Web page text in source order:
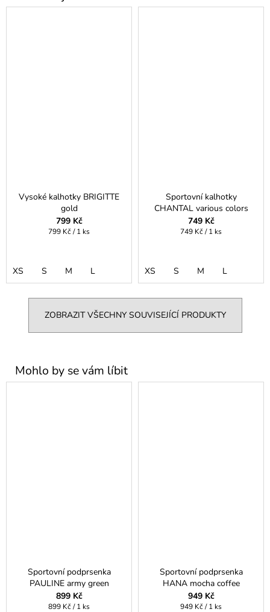
Vysoké kalhotky BRIGITTE
gold
799 Kč
Měrná
799 Kč / 1 ks
XS S M L
Sportovní kalhotky
CHANTAL various colors
749 Kč
Měrná
749 Kč / 1 ks
XS S M L
ZOBRAZIT VŠECHNY SOUVISEJÍCÍ PRODUKTY
Sportovní podprsenka
PAULINE army green
899 Kč
Měrná
899 Kč / 1 ks
Sportovní podprsenka
HANA mocha coffee
949 Kč
Měrná
949 Kč / 1 ks